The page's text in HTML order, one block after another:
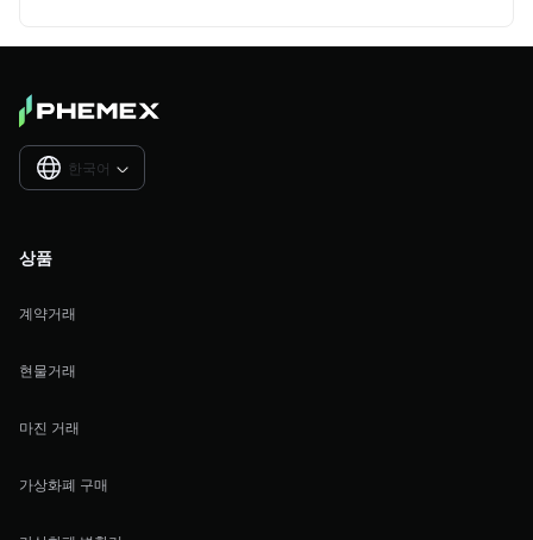
한국어 
상품
계약거래
현물거래
마진 거래
가상화폐 구매